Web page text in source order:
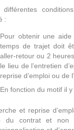
:
Pour obtenir une
temps de trajet doit
aller-retour ou 2
le lieu de l’entretien
reprise d’emploi ou de
En fonction du motif il
et reprise
du contrat et non